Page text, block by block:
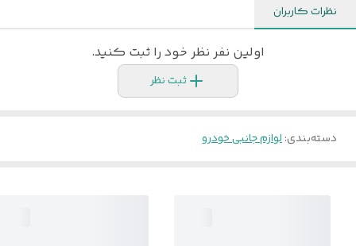
نظرات کاربران
اولین نفر نظر خود را ثبت کنید.
ثبت نظر
دسته‌بندی:لوازم جانبی خودرو